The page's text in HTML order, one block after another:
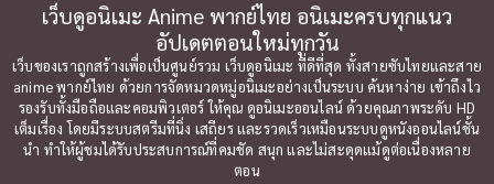
เว็บดูอนิเมะ Anime พากย์ไทย อนิเมะครบทุกแนว
อัปเดตตอนใหม่ทุกวัน
เว็บของเราถูกสร้างเพื่อเป็นศูนย์รวม เว็บดูอนิเมะ ที่ดีที่สุด ทั้งสายซับไทยและสาย
anime พากย์ไทย ด้วยการจัดหมวดหมู่อนิเมะอย่างเป็นระบบ ค้นหาง่าย เข้าถึงไว
รองรับทั้งมือถือและคอมพิวเตอร์ ให้คุณ ดูอนิเมะออนไลน์ ด้วยคุณภาพระดับ HD
เต็มเรื่อง โดยมีระบบสตรีมที่นิ่ง เสถียร และรวดเร็วเหมือนระบบดูหนังออนไลน์ชั้น
นำ ทำให้ผู้ชมได้รับประสบการณ์ที่คมชัด สนุก และไม่สะดุดแม้ดูต่อเนื่องหลาย
ตอน